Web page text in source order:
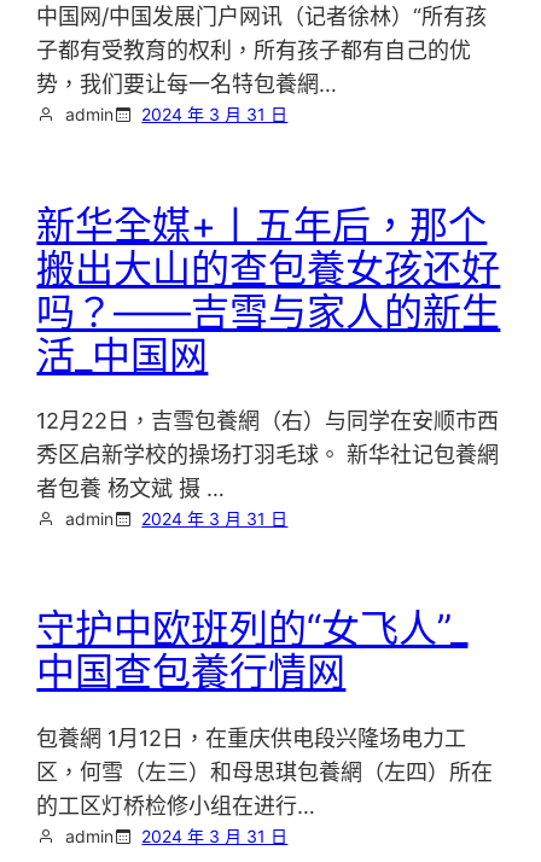
中国网/中国发展门户网讯（记者徐林）“所有孩
子都有受教育的权利，所有孩子都有自己的优
势，我们要让每一名特包養網…
admin 2024 年 3 月 31 日
新华全媒+丨五年后，那个
搬出大山的查包養女孩还好
吗？——吉雪与家人的新生
活_中国网
12月22日，吉雪包養網（右）与同学在安顺市西
秀区启新学校的操场打羽毛球。 新华社记包養網
者包養 杨文斌 摄 …
admin 2024 年 3 月 31 日
守护中欧班列的“女飞人”_
中国查包養行情网
包養網 1月12日，在重庆供电段兴隆场电力工
区，何雪（左三）和母思琪包養網（左四）所在
的工区灯桥检修小组在进行…
admin 2024 年 3 月 31 日